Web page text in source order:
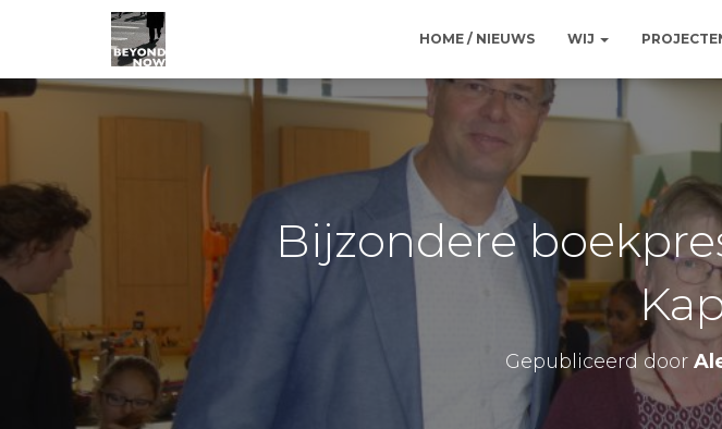
HOME / NIEUWS WIJ
Bijzondere
Gepubliceerd door